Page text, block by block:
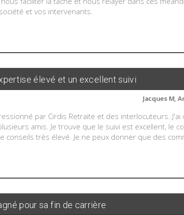
et vos intervenants.
élevé et un excellent suivi
Jacques M,
par Cirdis Retraite et des interlocuteurs.
amis. Je trouve que le suivi est excellent, le
conseils très élevé. Je ne peux donner que des
pour sa fin de carrière